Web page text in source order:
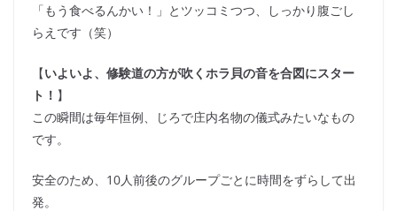
「もう食べるんかい！」とツッコミつつ、しっかり腹ごし
らえです（笑）
【いよいよ、修験道の方が吹くホラ貝の音を合図にスター
ト！ 】
この瞬間は毎年恒例、じろで庄内名物の儀式みたいなもの
です。
安全のため、10人前後のグループごとに時間をずらして出
発。